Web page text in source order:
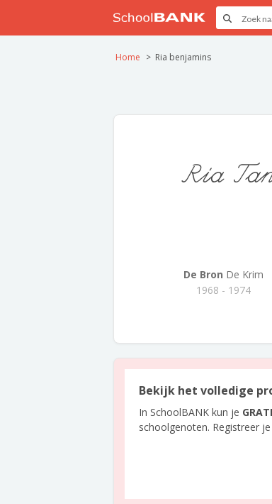
Home Ria benjamins
Ria
De Bron De Krim
1968 - 1974
Bekijk het volledige
In SchoolBANK kun je
schoolgenoten. Registreer